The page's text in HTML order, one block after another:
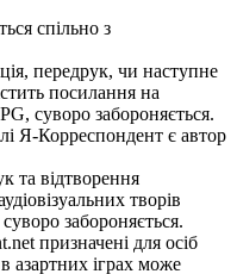
спільно з
передрук, чи наступне
посилання на
суворо забороняється.
Я-Корреспондент є автор
та відтворення
творів
забороняється.
призначені для осіб
азартних іграх може